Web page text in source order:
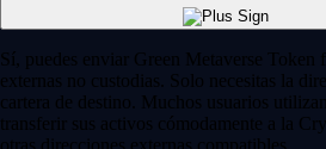
Sí, puedes enviar Green Metaverse Token
externas no custodias. Solo necesitas la
cartera de destino. Muchos usuarios
transferir sus activos cómodamente a la